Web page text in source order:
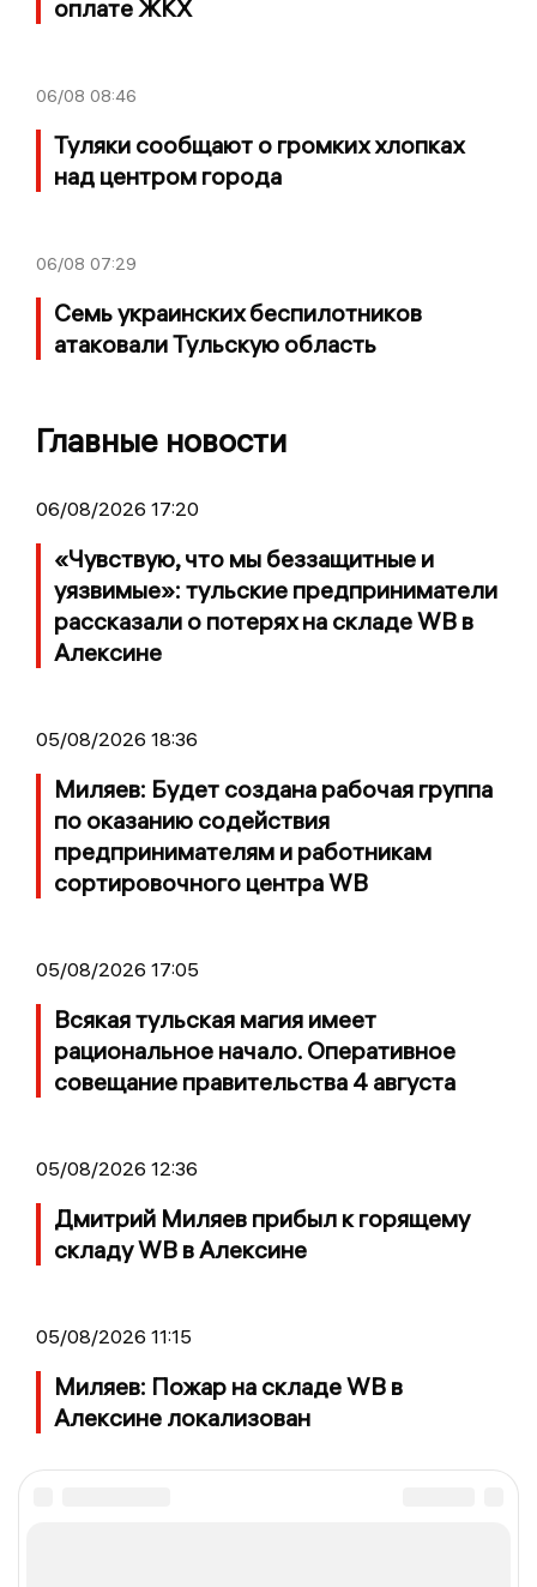
оплате ЖКХ
06/08 08:46
Туляки сообщают о громких хлопках
над центром города
06/08 07:29
Семь украинских беспилотников
атаковали Тульскую область
Главные новости
06/08/2026 17:20
«Чувствую, что мы беззащитные и
уязвимые»: тульские предприниматели
рассказали о потерях на складе WB в
Алексине
05/08/2026 18:36
Миляев: Будет создана рабочая группа
по оказанию содействия
предпринимателям и работникам
сортировочного центра WB
05/08/2026 17:05
Всякая тульская магия имеет
рациональное начало. Оперативное
совещание правительства 4 августа
05/08/2026 12:36
Дмитрий Миляев прибыл к горящему
складу WB в Алексине
05/08/2026 11:15
Миляев: Пожар на складе WB в
Алексине локализован